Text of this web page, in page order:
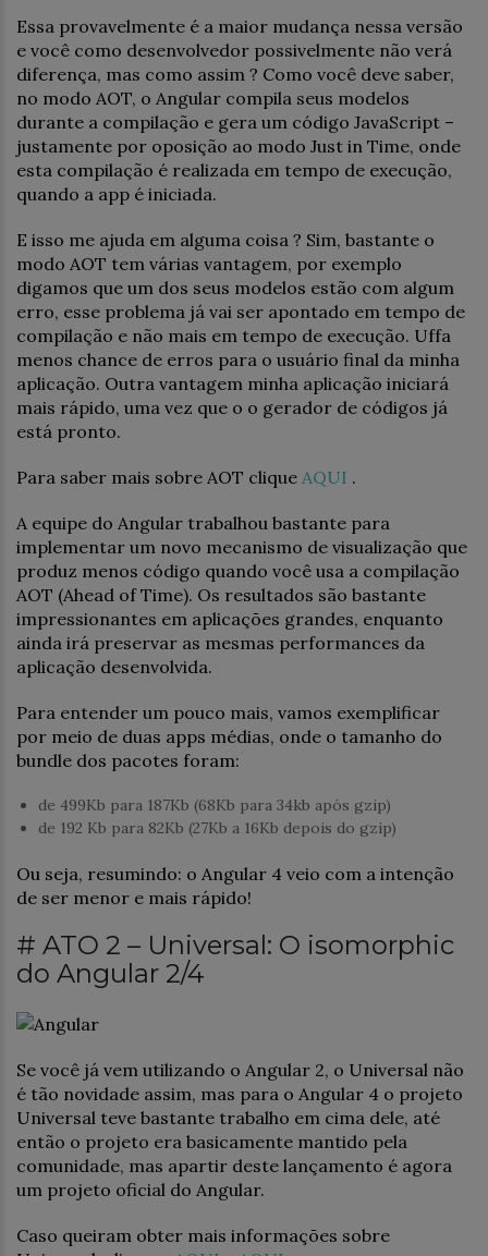
Essa provavelmente é a maior mudança nessa versão
e você como desenvolvedor possivelmente não verá
diferença, mas como assim ? Como você deve saber,
no modo AOT, o Angular compila seus modelos
durante a compilação e gera um código JavaScript –
justamente por oposição ao modo Just in Time, onde
esta compilação é realizada em tempo de execução,
quando a app é iniciada.
E isso me ajuda em alguma coisa ? Sim, bastante o
modo AOT tem várias vantagem, por exemplo
digamos que um dos seus modelos estão com algum
erro, esse problema já vai ser apontado em tempo de
compilação e não mais em tempo de execução. Uffa
menos chance de erros para o usuário final da minha
aplicação. Outra vantagem minha aplicação iniciará
mais rápido, uma vez que o o gerador de códigos já
está pronto.
Para saber mais sobre AOT clique AQUI .
A equipe do Angular trabalhou bastante para
implementar um novo mecanismo de visualização que
produz menos código quando você usa a compilação
AOT (Ahead of Time). Os resultados são bastante
impressionantes em aplicações grandes, enquanto
ainda irá preservar as mesmas performances da
aplicação desenvolvida.
Para entender um pouco mais, vamos exemplificar
por meio de duas apps médias, onde o tamanho do
bundle dos pacotes foram:
de 499Kb para 187Kb (68Kb para 34kb após gzip)
de 192 Kb para 82Kb (27Kb a 16Kb depois do gzip)
Ou seja, resumindo: o Angular 4 veio com a intenção
de ser menor e mais rápido!
# ATO 2 – Universal: O isomorphic
do Angular 2/4
Se você já vem utilizando o Angular 2, o Universal não
é tão novidade assim, mas para o Angular 4 o projeto
Universal teve bastante trabalho em cima dele, até
então o projeto era basicamente mantido pela
comunidade, mas apartir deste lançamento é agora
um projeto oficial do Angular.
Caso queiram obter mais informações sobre